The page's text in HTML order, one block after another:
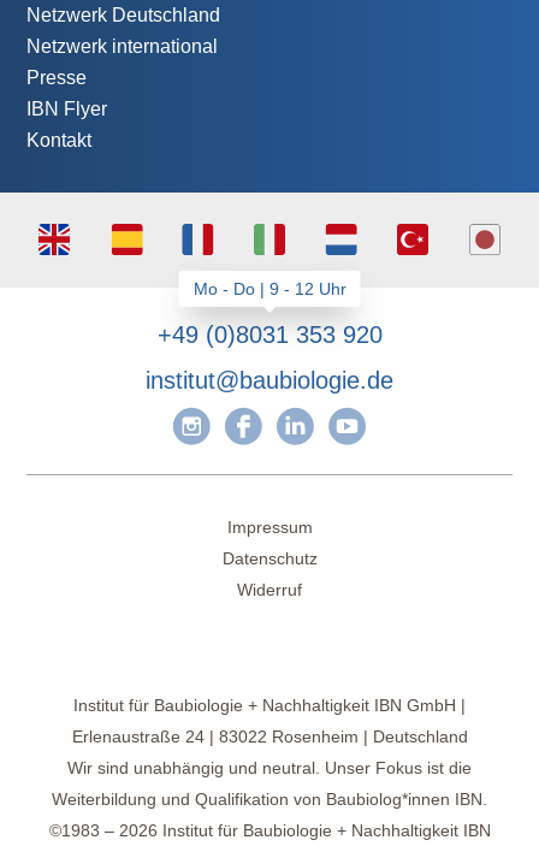
Netzwerk Deutschland
Netzwerk international
Presse
IBN Flyer
Kontakt
+49 (0)8031 353 920
institut@baubiologie.de
Impressum
Datenschutz
Widerruf
Institut für Baubiologie + Nachhaltigkeit IBN GmbH |
Erlenaustraße 24 | 83022 Rosenheim | Deutschland
Wir sind unabhängig und neutral. Unser Fokus ist die
Weiterbildung und Qualifikation von Baubiolog*innen IBN.
©1983 – 2026 Institut für Baubiologie + Nachhaltigkeit IBN